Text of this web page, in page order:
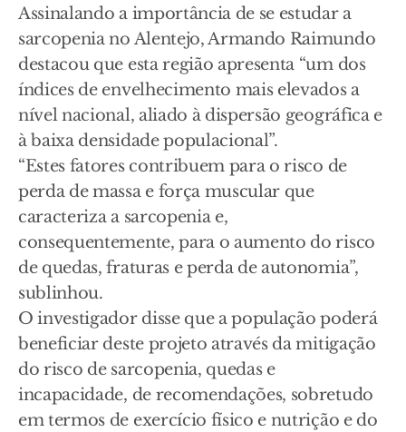
Assinalando a importância de se estudar a
sarcopenia no Alentejo, Armando Raimundo
destacou que esta região apresenta “um dos
índices de envelhecimento mais elevados a
nível nacional, aliado à dispersão geográfica e
à baixa densidade populacional”.
“Estes fatores contribuem para o risco de
perda de massa e força muscular que
caracteriza a sarcopenia e,
consequentemente, para o aumento do risco
de quedas, fraturas e perda de autonomia”,
sublinhou.
O investigador disse que a população poderá
beneficiar deste projeto através da mitigação
do risco de sarcopenia, quedas e
incapacidade, de recomendações, sobretudo
em termos de exercício físico e nutrição e do